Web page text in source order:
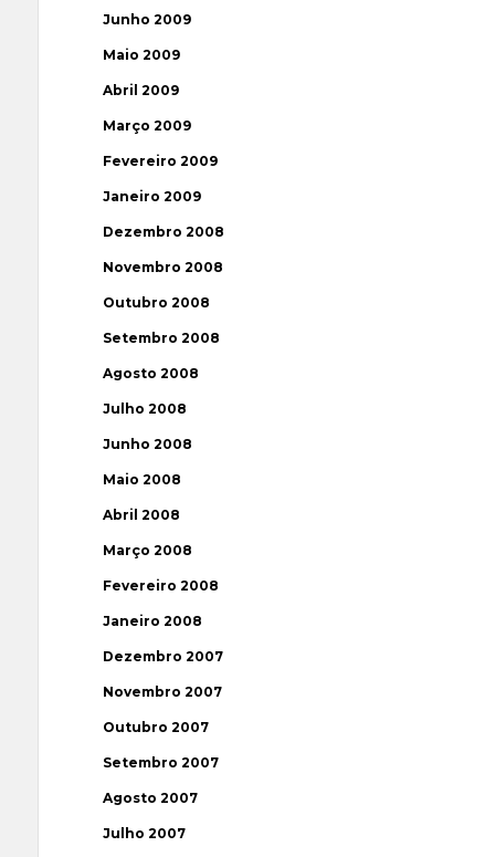
Junho 2009
Maio 2009
Abril 2009
Março 2009
Fevereiro 2009
Janeiro 2009
Dezembro 2008
Novembro 2008
Outubro 2008
Setembro 2008
Agosto 2008
Julho 2008
Junho 2008
Maio 2008
Abril 2008
Março 2008
Fevereiro 2008
Janeiro 2008
Dezembro 2007
Novembro 2007
Outubro 2007
Setembro 2007
Agosto 2007
Julho 2007